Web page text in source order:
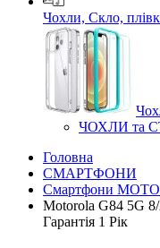
Чохли, Скло,
ЧОХЛИ та
Головна
СМАРТФОНИ
Смартфони
Motorola G84 5G
Гарантія 1 Рік